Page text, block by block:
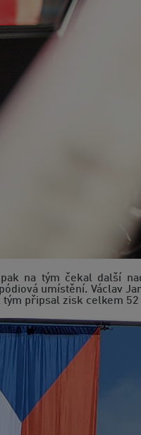
na tým čekal další
umístění. Václav
tým připsal zisk celkem